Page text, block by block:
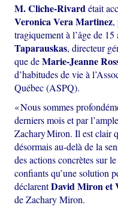
M. Cliche-Rivardétait
Veronica Vera Martinez,
tragiquement à l’âge de
Taparauskas, directeur
que deMarie-Jeanne
d’habitudes de vie à
Québec (ASPQ).
« Nous sommes
derniers mois et par
Zachary Miron. Il est clair
désormais au-delà de la
des actions concrètes sur
confiants qu’une solution
déclarentDavid Miron et
de Zachary Miron.